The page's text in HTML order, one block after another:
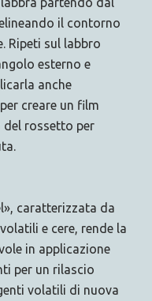
il contorno
Ripeti sul labbro
esterno e
anche
creare un film
del rossetto per
caratterizzata da
e cere, rende la
in applicazione
per un rilascio
volatili di nuova